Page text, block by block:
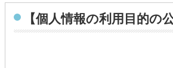
【個人情報の利用目的の公